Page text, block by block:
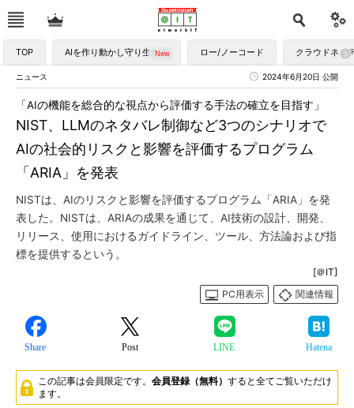
TOP AIを作り動かし守り生かす ロー/ノーコード クラウドネイ
ニュース 2024年6月20日 公開
NIST、LLMのネタバレ制御など3つのシナリオで
AIの社会的リスクと影響を評価するプログラム
「ARIA」を発表
「AIの機能を総合的な視点から評価する手法の確立を目指す」
NISTは、AIのリスクと影響を評価するプログラム「ARIA」を発
表した。NISTは、ARIAの成果を通じて、AI技術の設計、開発、
リリース、使用におけるガイドライン、ツール、方法論および指
標を提供するという。
[＠IT]
PC用表示
関連情報
Share Post LINE Hatena
この記事は会員限定です。 会員登録（無料） すると全てご覧いただけ
ます。